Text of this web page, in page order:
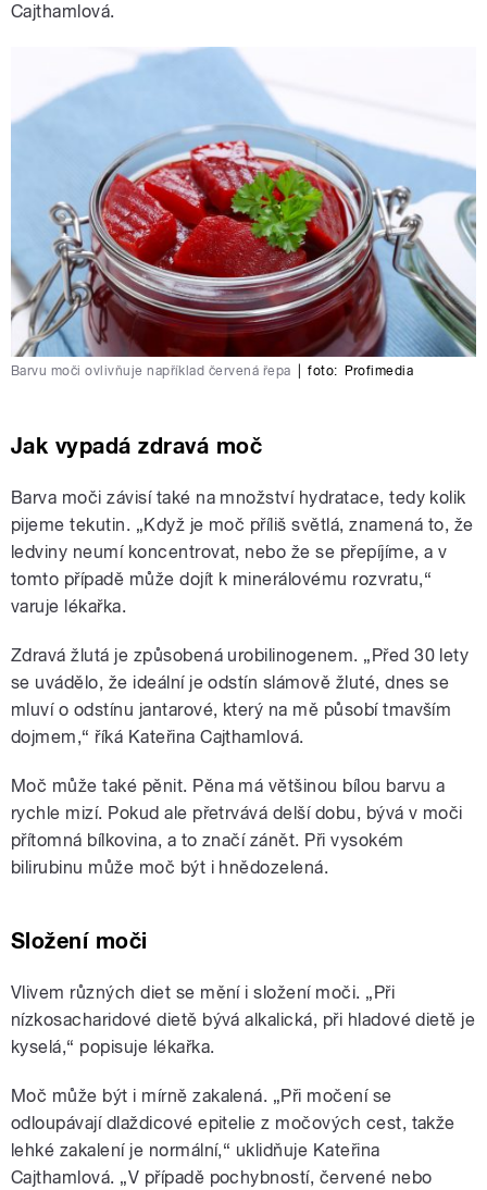
Cajthamlová.
Barvu moči ovlivňuje například červená řepa foto: Profimedia
Jak vypadá zdravá moč
Barva moči závisí také na množství hydratace, tedy kolik
pijeme tekutin. „Když je moč příliš světlá, znamená to, že
ledviny neumí koncentrovat, nebo že se přepíjíme, a v
tomto případě může dojít k minerálovému rozvratu,“
varuje lékařka.
Zdravá žlutá je způsobená urobilinogenem. „Před 30 lety
se uvádělo, že ideální je odstín slámově žluté, dnes se
mluví o odstínu jantarové, který na mě působí tmavším
dojmem,“ říká Kateřina Cajthamlová.
Moč může také pěnit. Pěna má většinou bílou barvu a
rychle mizí. Pokud ale přetrvává delší dobu, bývá v moči
přítomná bílkovina, a to značí zánět. Při vysokém
bilirubinu může moč být i hnědozelená.
Složení moči
Vlivem různých diet se mění i složení moči. „Při
nízkosacharidové dietě bývá alkalická, při hladové dietě je
kyselá,“ popisuje lékařka.
Moč může být i mírně zakalená. „Při močení se
odloupávají dlaždicové epitelie z močových cest, takže
lehké zakalení je normální,“ uklidňuje Kateřina
Cajthamlová. „V případě pochybností, červené nebo